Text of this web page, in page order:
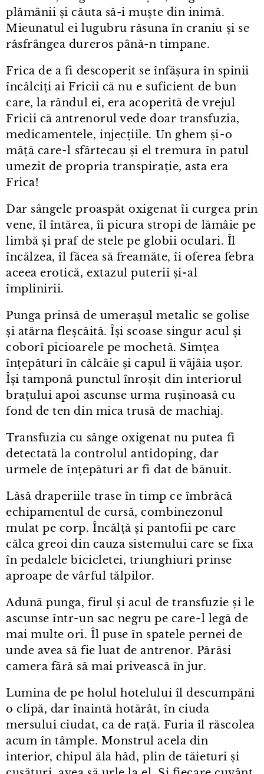
plămânii și căuta să-i muște din inimă.
Mieunatul ei lugubru răsuna în craniu și se
răsfrângea dureros până-n timpane.
Frica de a fi descoperit se înfășura în spinii
încâlciți ai Fricii că nu e suficient de bun
care, la rândul ei, era acoperită de vrejul
Fricii că antrenorul vede doar transfuzia,
medicamentele, injecțiile. Un ghem și⁠-⁠o
mâță care⁠-⁠l sfârtecau și el tremura în patul
umezit de propria transpirație, asta era
Frica!
Dar sângele proaspăt oxigenat îi curgea prin
vene, îl întărea, îi picura stropi de lămâie pe
limbă și praf de stele pe globii oculari. Îl
încălzea, îl făcea să freamăte, îi oferea febra
aceea erotică, extazul puterii și⁠-⁠al
împlinirii.
Punga prinsă de umerașul metalic se golise
și atârna fleșcăită. Își scoase singur acul și
coborî picioarele pe mochetă. Simțea
înțepături în călcâie și capul îi vâjâia ușor.
Își tamponă punctul înroșit din interiorul
brațului apoi ascunse urma rușinoasă cu
fond de ten din mica trusă de machiaj.
Transfuzia cu sânge oxigenat nu putea fi
detectată la controlul antidoping, dar
urmele de înțepături ar fi dat de bănuit.
Lăsă draperiile trase în timp ce îmbrăcă
echipamentul de cursă, combinezonul
mulat pe corp. Încălță și pantofii pe care
călca greoi din cauza sistemului care se fixa
în pedalele bicicletei, triunghiuri prinse
aproape de vârful tălpilor.
Adună punga, firul și acul de transfuzie și le
ascunse într⁠-⁠un sac negru pe care⁠-⁠l legă de
mai multe ori. Îl puse în spatele pernei de
unde avea să fie luat de antrenor. Părăsi
camera fără să mai privească în jur.
Lumina de pe holul hotelului îl descumpăni
o clipă, dar înaintă hotărât, în ciuda
mersului ciudat, ca de rață. Furia îl răscolea
acum în tâmple. Monstrul acela din
interior, chipul ăla hâd, plin de tăieturi și